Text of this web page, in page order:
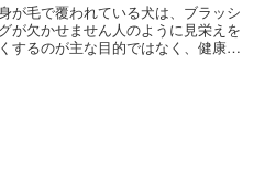
が毛で覆われている犬は、ブラッシ
が欠かせません人のように見栄えを
するのが主な目的ではなく、健康管